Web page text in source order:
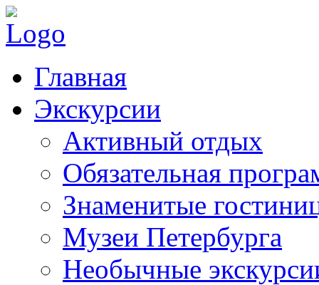
Главная
Экскурсии
Активный отдых
Обязательная
Знаменитые
Музеи Петербурга
Необычные